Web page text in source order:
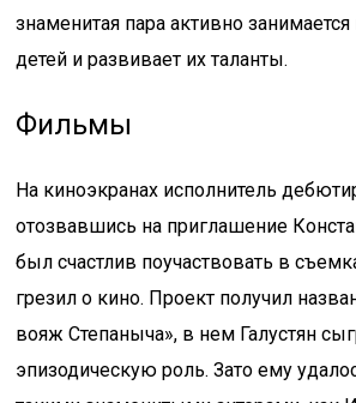
знаменитая пара активно
детей и развивает их таланты.
Фильмы
На киноэкранах исполнитель
отозвавшись на приглашение
был счастлив поучаствовать в
грезил о кино. Проект получил
вояж Степаныча», в нем Галустян
эпизодическую роль. Зато ему